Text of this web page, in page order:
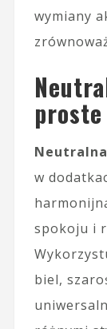
wymiany
w
spokoju i
biel,